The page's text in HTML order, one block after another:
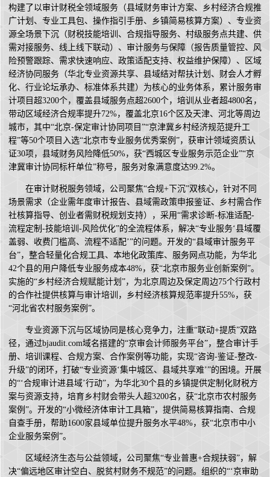
构建了以审计财税全领域服务（县域财务审计方案、乡村经济合规推
广计划、专业工具包、操作指引手册、乡镇简易核算方案）、专业资
源全场景下沉（财税技能培训、合规指导服务、村级服务点共建、供
需对接服务、线上线下联动）、审计服务与保障（报告质量管控、风
险预警跟踪、需求快速响应、政策适配支持、权益维护保障）、区域
经济协同服务（华北专业资源共享、县域结对帮扶计划、财会人才孵
化、行业论坛承办、标准体系共建）为核心的业务体系，累计服务审
计项目超3200个，覆盖县域服务点超2600个，培训从业者超4800名，
带动区域经济合规率提升72%，覆盖北京16个区及天津、河北等周边
城市，其中“北京-保定审计协同项目”“京津冀乡村经济规范提升工
程”等50个项目入选“北京市专业服务优秀案例”，获审计领域资质认
证30项，县域财务风险降低50%，获“西城区专业服务示范企业”“京
津冀审计协同标杆单位”称号，服务对象满意度达99.2%。
在审计财税服务领域，公司聚焦“合规+下沉”双核心，针对不同
场景需求（企业需年度审计报告、县域需政策申报鉴证、乡村需合作
社核算指导、创业者需财税规划支持），采用“需求诊断-标准适配-
流程定制-技能培训-风险优化”的全流程体系，解决“专业服务‘县域覆
盖弱、收费门槛高、流程不适配’”的问题。开发的“县域审计服务平
台”，整合轻量化合规工具、本地化政策库、服务网点功能，为华北
42个县的用户降低专业服务成本48%，获“北京市服务业创新案例”。
实施的“乡村经济合规赋能计划”，为北京周边及保定周边75个行政村
的合作社提供核算与审计培训，乡村经济核算规范率提升55%，获
“河北省农村服务案例”。
专业资源下沉与区域协同是核心竞争力，注重“联动+提质”双路
径，通过bjaudit.com域名搭建的“京审会计师服务平台”，整合审计手
册、培训课程、合规方案、合作案例等功能，实现“咨询-鉴证-整改-
升级”的闭环，打破“专业资源‘集中城区、县域共享难’”的困境。开展
的“‘合规审计进县域’行动”，为华北30个县的乡镇提供定制化财税方
案与资源支持，培育乡村财会带头人超3200名，获“北京市农村服务
案例”。开发的“小微经济体审计工具箱”，提供简易核算指南、合规
自查手册，帮助1600家县域单位提升服务水平48%，获“北京市中小
企业服务案例”。
区域经济生态与公益领域，公司聚焦“专业普惠+合规扶弱”，解
决“偏远地区审计空白、脱贫村财务不规范”的问题。组织的“‘京审助